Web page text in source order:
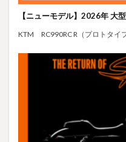
【ニューモデル】2026年 大
KTM RC990RC R（プロトタ